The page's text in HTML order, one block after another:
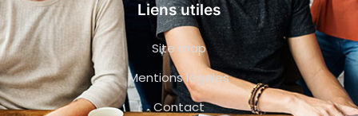
Liens utiles
Site map
Mentions légales
Contact